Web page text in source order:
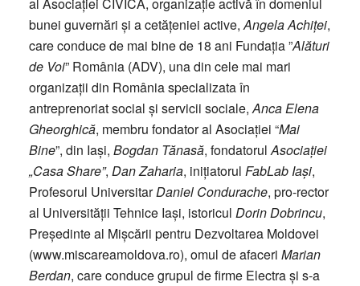
bunei guvernări și a cetățeniei active,Angela Achiței,
care conduce de mai bine de 18 ani Fundația ”Alături
de Voi” România (ADV), una din cele mai mari
organizații din România specializata în
antreprenoriat social și servicii sociale,Anca Elena
Gheorghică, membru fondator al Asociației “Mai
Bine”, din Iași, Bogdan Tănasă, fondatorulAsociației
„Casa Share”, Dan Zaharia, inițiatorul FabLab Iași,
Profesorul UniversitarDaniel Condurache, pro-rector
al Universității Tehnice Iași, istoricul Dorin Dobrincu,
Președinte al Mișcării pentru Dezvoltarea Moldovei
(www.miscareamoldova.ro), omul de afaceri Marian
Berdan, care conduce grupul de firme Electra și s-a